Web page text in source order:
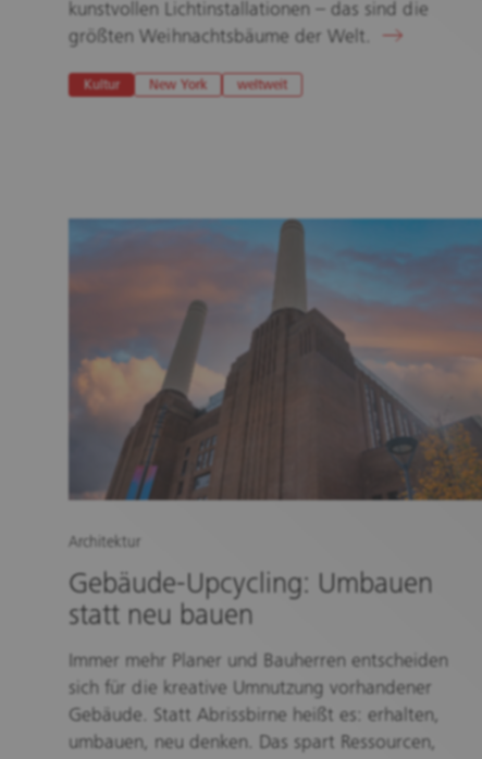
kunstvollen Lichtinstallationen – das sind die
größten Weihnachtsbäume der Welt.
Kultur New York weltweit
Architektur
Gebäude-Upcycling: Umbauen
statt neu bauen
Immer mehr Planer und Bauherren entscheiden
sich für die kreative Umnutzung vorhandener
Gebäude. Statt Abrissbirne heißt es: erhalten,
umbauen, neu denken. Das spart Ressourcen,